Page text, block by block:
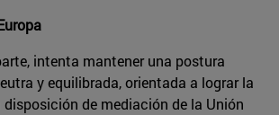
intenta mantener una postura
y equilibrada, orientada a lograr la
disposición de mediación de la Unión